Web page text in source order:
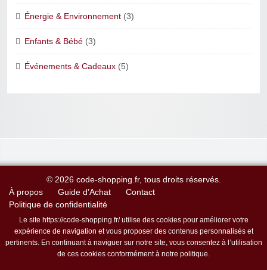
Énergie & Environnement (3)
Enfants & Bébé (3)
Événements & Cadeaux (5)
© 2026 code-shopping.fr, tous droits réservés.
À propos
Guide d’Achat
Contact
Politique de confidentialité
Le site https://code-shopping.fr/ utilise des cookies pour améliorer votre
expérience de navigation et vous proposer des contenus personnalisés et
pertinents. En continuant à naviguer sur notre site, vous consentez à l’utilisation
de ces cookies conformément à notre politique.